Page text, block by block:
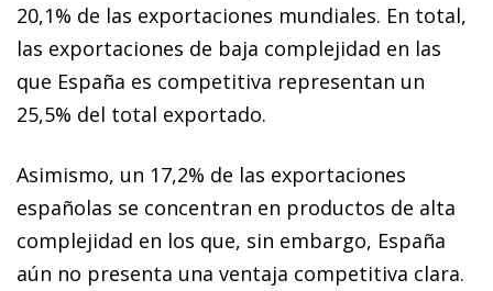
20,1% de las exportaciones mundiales. En total,
las exportaciones de baja complejidad en las
que España es competitiva representan un
25,5% del total exportado.
Asimismo, un 17,2% de las exportaciones
españolas se concentran en productos de alta
complejidad en los que, sin embargo, España
aún no presenta una ventaja competitiva clara.